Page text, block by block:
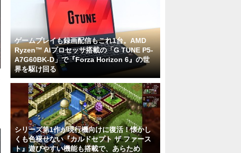
ゲームプレイも録画配信もこれ1台。AMD
Ryzen™ AIプロセッサ搭載の「G TUNE P5-
A7G60BK-D」で『Forza Horizon 6』の世
界を駆け回る
シリーズ第1作が現行機向けに復活！懐かし
くも色褪せない『カルドセプト ザ ファース
ト』遊びやすい機能も搭載で、あらため